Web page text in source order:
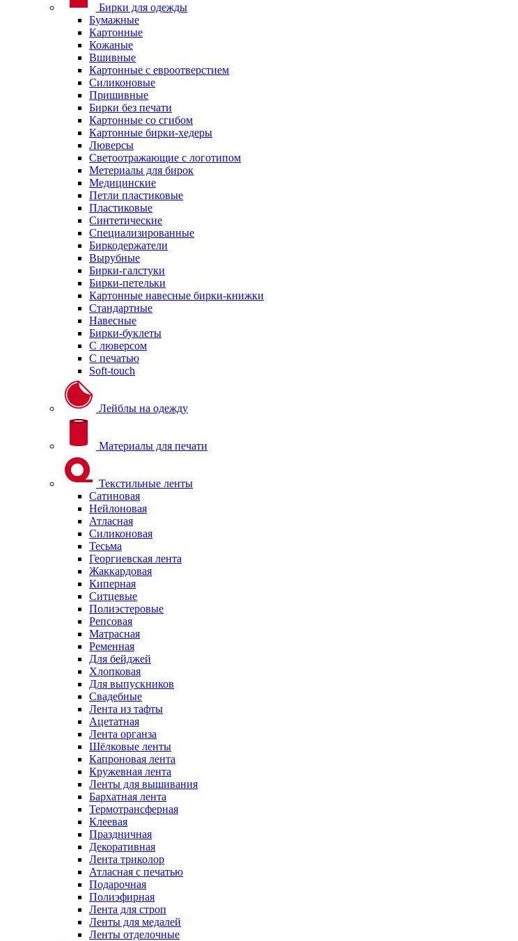
Бирки для одежды
Бумажные
Картонные
Кожаные
Вшивные
Картонные с евроотверстием
Силиконовые
Пришивные
Бирки без печати
Картонные со сгибом
Картонные бирки-хедеры
Люверсы
Светоотражающие с логотипом
Метериалы для бирок
Медицинские
Петли пластиковые
Пластиковые
Синтетические
Специализированные
Биркодержатели
Вырубные
Бирки-галстуки
Бирки-петельки
Картонные навесные бирки-книжки
Стандартные
Навесные
Бирки-буклеты
С люверсом
С печатью
Soft-touch
Лейблы на одежду
Материалы для печати
Текстильные ленты
Сатиновая
Нейлоновая
Атласная
Силиконовая
Тесьма
Георгиевская лента
Жаккардовая
Киперная
Ситцевые
Полиэстеровые
Репсовая
Матрасная
Ременная
Для бейджей
Хлопковая
Для выпускников
Свадебные
Лента из тафты
Ацетатная
Лента органза
Шёлковые ленты
Капроновая лента
Кружевная лента
Ленты для вышивания
Бархатная лента
Термотрансферная
Клеевая
Праздничная
Декоративная
Лента триколор
Атласная с печатью
Подарочная
Полиэфирная
Лента для строп
Ленты для медалей
Ленты отделочные